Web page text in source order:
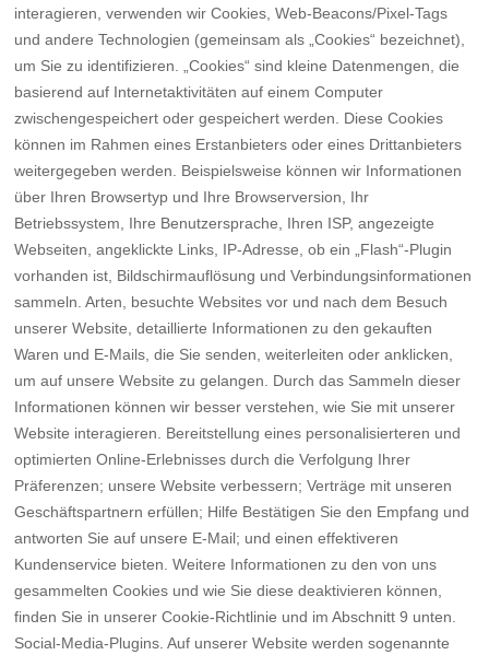
interagieren, verwenden wir Cookies, Web-Beacons/Pixel-Tags
und andere Technologien (gemeinsam als „Cookies“ bezeichnet),
um Sie zu identifizieren. „Cookies“ sind kleine Datenmengen, die
basierend auf Internetaktivitäten auf einem Computer
zwischengespeichert oder gespeichert werden. Diese Cookies
können im Rahmen eines Erstanbieters oder eines Drittanbieters
weitergegeben werden. Beispielsweise können wir Informationen
über Ihren Browsertyp und Ihre Browserversion, Ihr
Betriebssystem, Ihre Benutzersprache, Ihren ISP, angezeigte
Webseiten, angeklickte Links, IP-Adresse, ob ein „Flash“-Plugin
vorhanden ist, Bildschirmauflösung und Verbindungsinformationen
sammeln. Arten, besuchte Websites vor und nach dem Besuch
unserer Website, detaillierte Informationen zu den gekauften
Waren und E-Mails, die Sie senden, weiterleiten oder anklicken,
um auf unsere Website zu gelangen. Durch das Sammeln dieser
Informationen können wir besser verstehen, wie Sie mit unserer
Website interagieren. Bereitstellung eines personalisierteren und
optimierten Online-Erlebnisses durch die Verfolgung Ihrer
Präferenzen; unsere Website verbessern; Verträge mit unseren
Geschäftspartnern erfüllen; Hilfe Bestätigen Sie den Empfang und
antworten Sie auf unsere E-Mail; und einen effektiveren
Kundenservice bieten. Weitere Informationen zu den von uns
gesammelten Cookies und wie Sie diese deaktivieren können,
finden Sie in unserer Cookie-Richtlinie und im Abschnitt 9 unten.
Social-Media-Plugins. Auf unserer Website werden sogenannte